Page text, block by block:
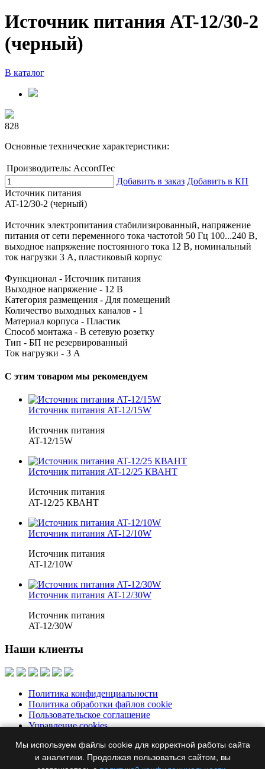
Источник питания AT-12/30-2
(черный)
В каталог
828
Основные технические характеристики:
Производитель: AccordTec
Добавить в заказ Добавить в КП
Источник питания
AT-12/30-2 (черный)
Источник электропитания стабилизированный, напряжение
питания от сети переменного тока частотой 50 Гц 100...240 В,
выходное напряжение постоянного тока 12 В, номинальный
ток нагрузки 3 А, пластиковый корпус
Функционал - Источник питания
Выходное напряжение - 12 В
Категория размещения - Для помещений
Количество выходных каналов - 1
Материал корпуса - Пластик
Способ монтажа - В сетевую розетку
Тип - БП не резервированный
Ток нагрузки - 3 А
С этим товаром мы рекомендуем
Источник питания AT-12/15W
Источник питания
AT-12/15W
Источник питания AT-12/25 КВАНТ
Источник питания
AT-12/25 КВАНТ
Источник питания AT-12/10W
Источник питания
AT-12/10W
Источник питания AT-12/30W
Источник питания
AT-12/30W
Наши клиенты
Политика конфиденциальности
Политика обработки файлов cookie
Пользовательское соглашение
Управление cookies
Москва, Бумажный пр., д. 14, корп. 1, офис 313 +7 495 644-39-
ertel@ertel.ru
Мы используем файлы cookie для корректной работы сайта
и аналитики. Продолжая пользоваться сайтом, вы